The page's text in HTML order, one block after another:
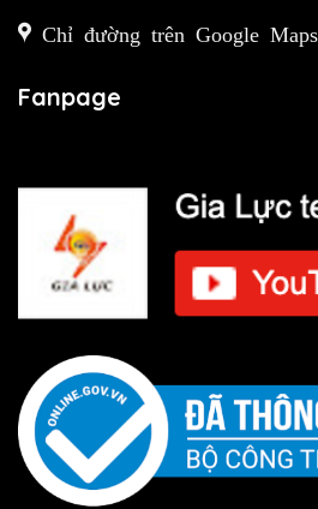
Chỉ đường trên Google Maps
Fanpage